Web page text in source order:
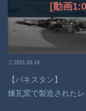
[動画
2021.03.14
【パキスタン】
煉瓦窯で製造された